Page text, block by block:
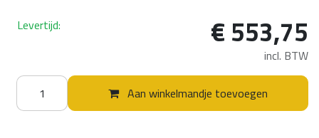
Aan winkelmandje toevoegen
Levertijd: € 553,75
incl. BTW